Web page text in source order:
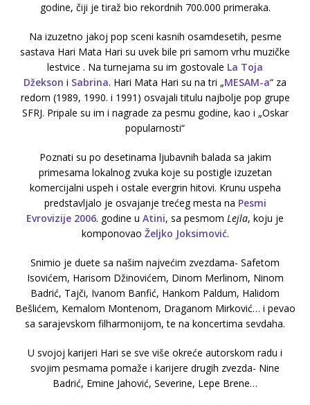
godine, čiji je tiraž bio rekordnih 700.000 primeraka.
Na izuzetno jakoj pop sceni kasnih osamdesetih, pesme
sastava Hari Mata Hari su uvek bile pri samom vrhu muzičke
lestvice . Na turnejama su im gostovale La Toja
Džekson i Sabrina. Hari Mata Hari su na tri „MESAM-a“ za
redom (1989, 1990. i 1991) osvajali titulu najbolje pop grupe
SFRJ. Pripale su im i nagrade za pesmu godine, kao i „Oskar
popularnosti“
Poznati su po desetinama ljubavnih balada sa jakim
primesama lokalnog zvuka koje su postigle izuzetan
komercijalni uspeh i ostale evergrin hitovi. Krunu uspeha
predstavljalo je osvajanje trećeg mesta na Pesmi
Evrovizije 2006. godine u Atini, sa pesmom Lejla, koju je
komponovao Željko Joksimović.
Snimio je duete sa našim najvećim zvezdama- Safetom
Isovićem, Harisom Džinovićem, Dinom Merlinom, Ninom
Badrić, Tajči, Ivanom Banfić, Hankom Paldum, Halidom
Bešlićem, Kemalom Montenom, Draganom Mirković… i pevao
sa sarajevskom filharmonijom, te na koncertima sevdaha.
U svojoj karijeri Hari se sve više okreće autorskom radu i
svojim pesmama pomaže i karijere drugih zvezda- Nine
Badrić, Emine Jahović, Severine, Lepe Brene…